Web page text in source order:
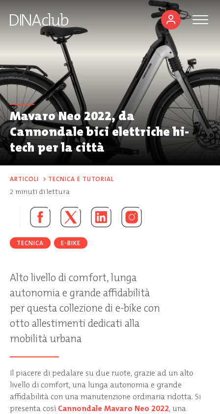
Mavaro Neo 2022, da
Cannondale bici elettriche hi-
tech per la città
ARTICOLI > TECNICA E TUTORIAL
2 minuti di lettura
TECNICA E-BIKE
Alto livello di comfort, lunga
autonomia e grande affidabilità
per questa collezione di e-bike con
otto allestimenti dedicati alla
mobilità urbana
Il piacere di pedalare su due ruote, grazie ad un alto
livello di comfort, una lunga autonomia e grande
affidabilità con una manutenzione ordinaria ridotta. Si
presenta così Cannondale Mavaro Neo 2022, una